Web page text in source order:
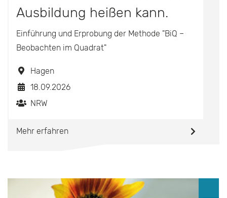
Ausbildung heißen kann.
Einführung und Erprobung der Methode "BiQ –
Beobachten im Quadrat"
Hagen
18.09.2026
NRW
Mehr erfahren